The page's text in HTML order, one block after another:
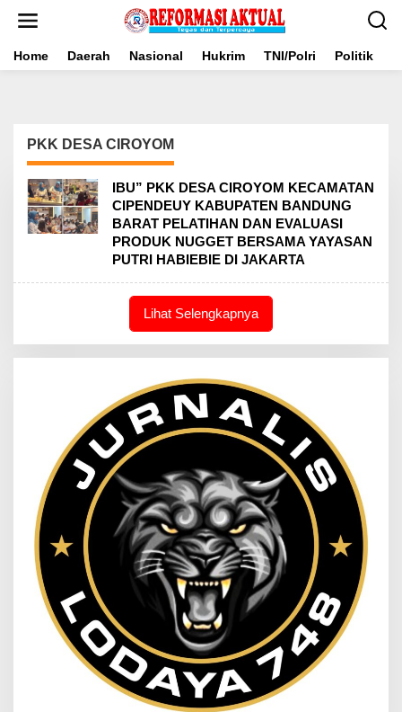
Home Daerah Nasional Hukrim TNI/Polri Politik
PKK DESA CIROYOM
IBU” PKK DESA CIROYOM KECAMATAN
CIPENDEUY KABUPATEN BANDUNG
BARAT PELATIHAN DAN EVALUASI
PRODUK NUGGET BERSAMA YAYASAN
PUTRI HABIEBIE DI JAKARTA
Lihat Selengkapnya